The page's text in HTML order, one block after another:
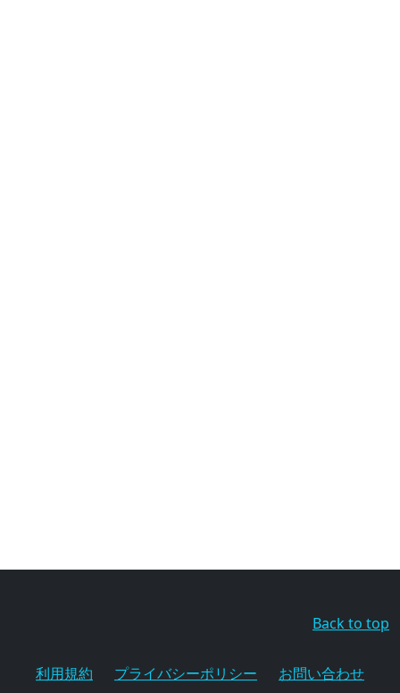
Back to top
利用規約 プライバシーポリシー お問い合わせ